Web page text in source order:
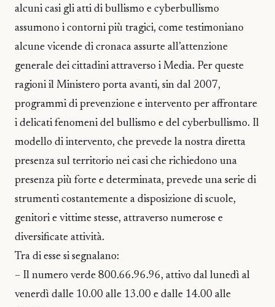
alcuni casi gli atti di bullismo e cyberbullismo
assumono i contorni più tragici, come testimoniano
alcune vicende di cronaca assurte all’attenzione
generale dei cittadini attraverso i Media. Per queste
ragioni il Ministero porta avanti, sin dal 2007,
programmi di prevenzione e intervento per affrontare
i delicati fenomeni del bullismo e del cyberbullismo. Il
modello di intervento, che prevede la nostra diretta
presenza sul territorio nei casi che richiedono una
presenza più forte e determinata, prevede una serie di
strumenti costantemente a disposizione di scuole,
genitori e vittime stesse, attraverso numerose e
diversificate attività.
Tra di esse si segnalano:
– Il numero verde 800.66.96.96, attivo dal lunedì al
venerdì dalle 10.00 alle 13.00 e dalle 14.00 alle